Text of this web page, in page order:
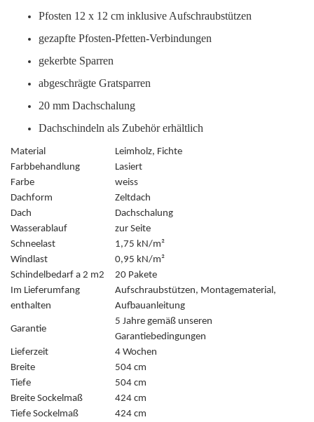
Pfosten 12 x 12 cm inklusive Aufschraubstützen
gezapfte Pfosten-Pfetten-Verbindungen
gekerbte Sparren
abgeschrägte Gratsparren
20 mm Dachschalung
Dachschindeln als Zubehör erhältlich
Material
Leimholz, Fichte
Farbbehandlung
Lasiert
Farbe
weiss
Dachform
Zeltdach
Dach
Dachschalung
Wasserablauf
zur Seite
Schneelast
1,75 kN/m²
Windlast
0,95 kN/m²
Schindelbedarf a 2 m2
20 Pakete
Im Lieferumfang
enthalten
Aufschraubstützen, Montagematerial,
Aufbauanleitung
Garantie
5 Jahre gemäß unseren
Garantiebedingungen
Lieferzeit
4 Wochen
Breite
504 cm
Tiefe
504 cm
Breite Sockelmaß
424 cm
Tiefe Sockelmaß
424 cm